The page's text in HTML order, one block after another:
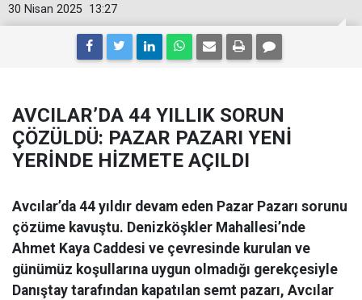
13:27
30 Nisan 2025
AVCILAR’DA 44 YILLIK SORUN
ÇÖZÜLDÜ: PAZAR PAZARI YENİ
YERİNDE HİZMETE AÇILDI
Avcılar’da 44 yıldır devam eden Pazar Pazarı sorunu
çözüme kavuştu. Denizköşkler Mahallesi’nde
Ahmet Kaya Caddesi ve çevresinde kurulan ve
günümüz koşullarına uygun olmadığı gerekçesiyle
Danıştay tarafından kapatılan semt pazarı, Avcılar